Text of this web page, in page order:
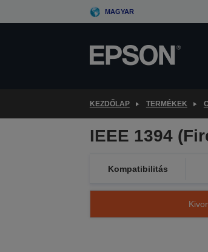
to
MAGYAR
KEZDŐLAP TERMÉKEK
IEEE 1394
Kompatibilitás